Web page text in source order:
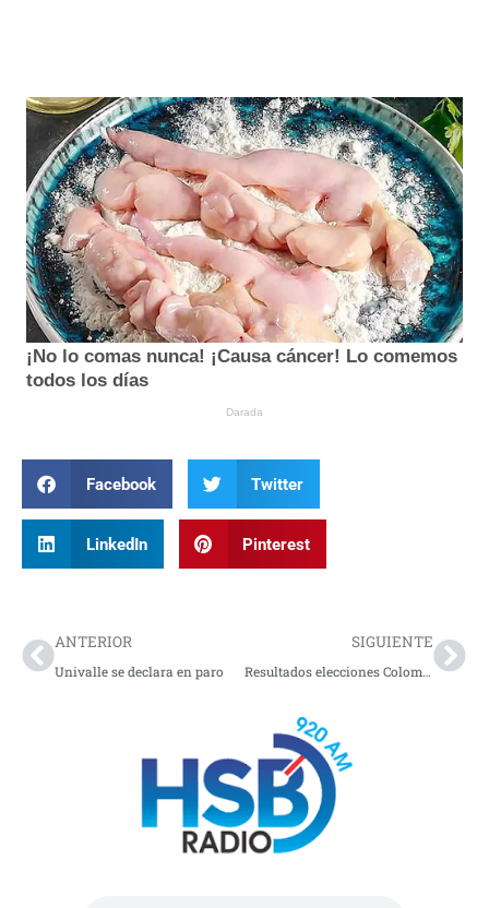
Facebook Twitter
LinkedIn Pinterest
ANTERIOR
Univalle se declara en paro
SIGUIENTE
Resultados elecciones Colombia 2026: Abelardo de la Espriella sorprende y gana la primera vuelta